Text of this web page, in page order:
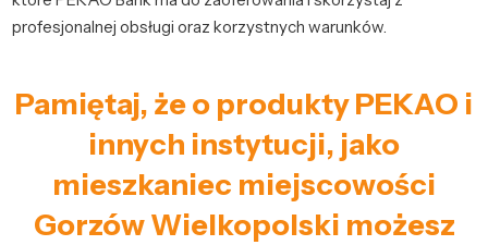
profesjonalnej obsługi oraz korzystnych warunków.
Pamiętaj, że o produkty PEKAO i
innych instytucji, jako
mieszkaniec miejscowości
Gorzów Wielkopolski możesz